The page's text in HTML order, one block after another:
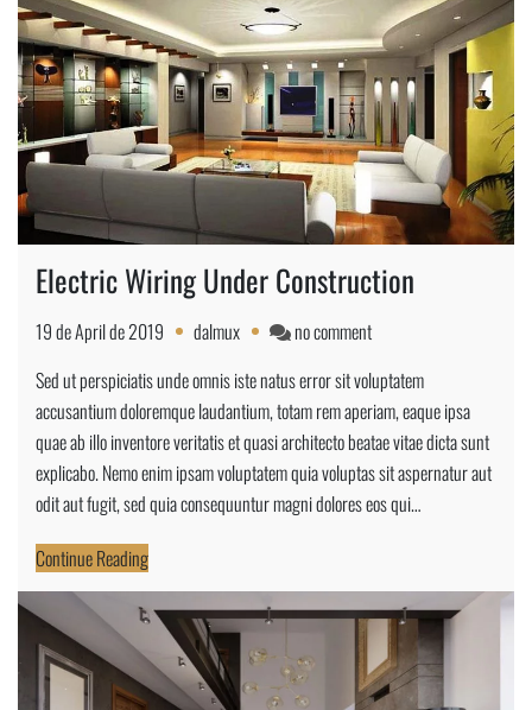
Electric Wiring Under Construction
19 de April de 2019 dalmux no commenton
Wiring
Under
Construction
Sed ut perspiciatis unde omnis iste natus error sit voluptatem
accusantium doloremque laudantium, totam rem aperiam, eaque ipsa
quae ab illo inventore veritatis et quasi architecto beatae vitae dicta sunt
explicabo. Nemo enim ipsam voluptatem quia voluptas sit aspernatur aut
odit aut fugit, sed quia consequuntur magni dolores eos qui…
Continue Reading